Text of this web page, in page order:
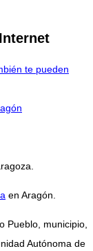
te pueden
en Aragón.
Pueblo, municipio,
Autónoma de